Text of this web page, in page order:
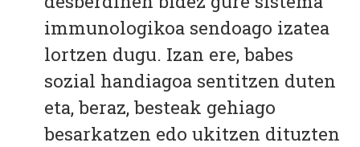
immunologikoa sendoago izatea
lortzen dugu. Izan ere, babes
sozial handiagoa sentitzen duten
eta, beraz, besteak gehiago
besarkatzen edo ukitzen dituzten